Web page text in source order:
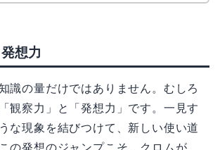
想力
識の量だけではありません。むしろ
観察力」と「発想力」です。一見す
な現象を結びつけて、新しい使い道
の発想のジャンプこそ、クロムが